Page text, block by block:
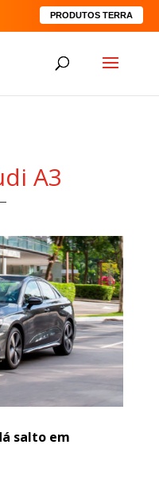
PRODUTOS TERRA
A3
salto em